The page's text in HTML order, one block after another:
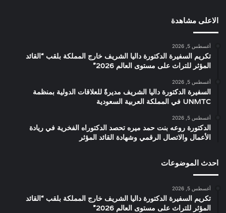
الاعلى مشاهدة
أغسطس 5, 2026
تكريم السفيرة الدكتورة داليا الشريف خارج المملكة بلقب “القائد
المؤثر للتراث على مستوى العالم 2026”
أغسطس 5, 2026
السفيرة الدكتورة داليا الشريف مديرةً للعلاقات الدولية بمنظمة
UNMTC في المملكة العربية السعودية
أغسطس 5, 2026
الدكتورة روعه بنت حمد ميره تحصد الدكتوراه الفخرية في ريادة
الأعمال والاتصال الرقمي وشهادة القائد المؤثر
احدث الموضوعات
أغسطس 5, 2026
تكريم السفيرة الدكتورة داليا الشريف خارج المملكة بلقب “القائد
المؤثر للتراث على مستوى العالم 2026”